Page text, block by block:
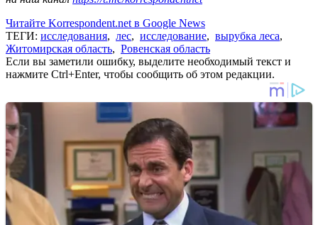
Читайте Korrespondent.net в Google News
ТЕГИ: исследования, лес, исследование, вырубка леса,
Житомирская область, Ровенская область
Если вы заметили ошибку, выделите необходимый текст и
нажмите Ctrl+Enter, чтобы сообщить об этом редакции.